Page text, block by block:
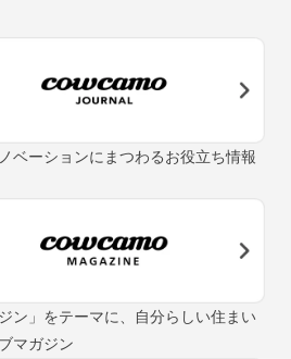
ベーションにまつわるお役立ち情報
ン」をテーマに、自分らしい住まい
マガジン